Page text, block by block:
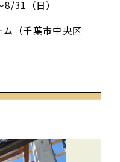
31（日）
ム（千葉市中央区